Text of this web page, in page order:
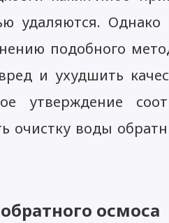
удаляются.
подобного
и ухудшить
утверждение
очистку воды
осмоса